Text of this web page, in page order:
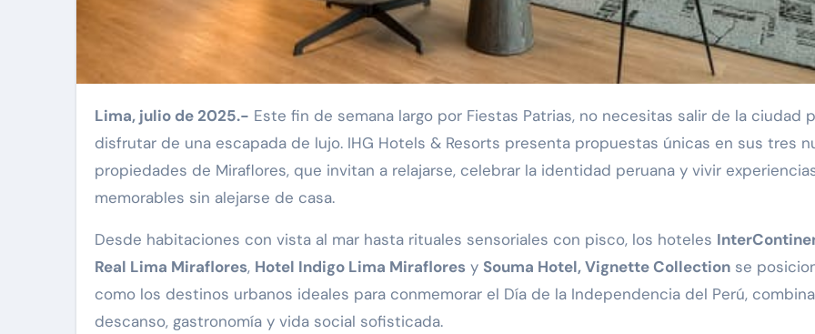
Lima, julio de 2025.- Este fin de semana largo por Fiestas Patrias, no necesitas salir de la ciudad
disfrutar de una escapada de lujo. IHG Hotels & Resorts presenta propuestas únicas en sus tres
propiedades de Miraflores, que invitan a relajarse, celebrar la identidad peruana y vivir
memorables sin alejarse de casa.
Desde habitaciones con vista al mar hasta rituales sensoriales con pisco, los hoteles
Real Lima Miraflores, Hotel Indigo Lima Miraflores y Souma Hotel, Vignette Collection se
como los destinos urbanos ideales para conmemorar el Día de la Independencia del Perú,
descanso, gastronomía y vida social sofisticada.